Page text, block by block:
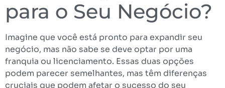
para o Seu Negócio?
Imagine que você está pronto para expandir seu
negócio, mas não sabe se deve optar por uma
franquia ou licenciamento. Essas duas opções
podem parecer semelhantes, mas têm diferenças
cruciais que podem afetar o sucesso do seu